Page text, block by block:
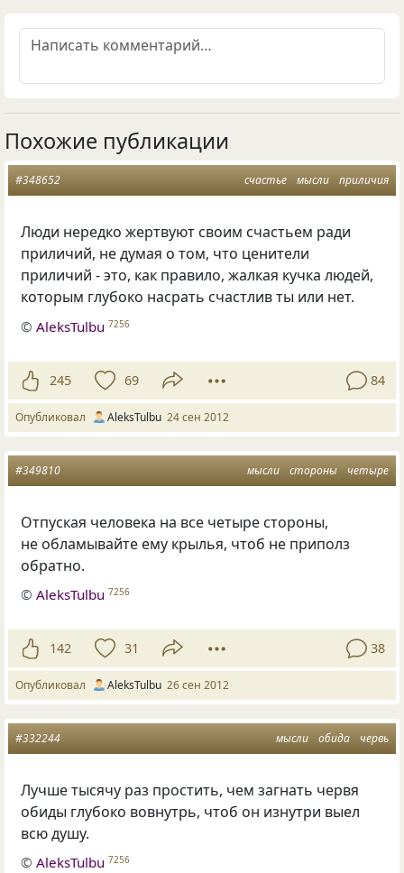
Похожие публикации
счастье мысли приличия
#348652
Люди нередко жертвуют своим счастьем ради
приличий, не думая о том, что ценители
приличий - это, как правило, жалкая кучка людей,
которым глубоко насрать счастлив ты или нет.
©AleksTulbu 7256
245 69 84
Опубликовал AleksTulbu 24 сен 2012
мысли стороны четыре
#349810
Отпуская человека на все четыре стороны,
не обламывайте ему крылья, чтоб не приполз
обратно.
©AleksTulbu 7256
142 31 38
Опубликовал AleksTulbu 26 сен 2012
мысли обида червь
#332244
Лучше тысячу раз простить, чем загнать червя
обиды глубоко вовнутрь, чтоб он изнутри выел
всю душу.
©AleksTulbu 7256